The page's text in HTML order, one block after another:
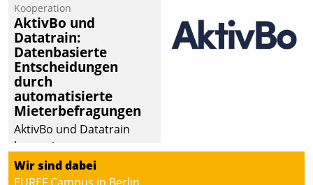
passende Fragen und
Schlagworte auswirft.
Eine intuitive
Dialogführung ermöglicht
dem externen
Serviceteam, Anrufe von
Mietenden zügiger und
effizienter zu bearbeiten.
Kooperation
AktivBo und
Datatrain:
Datenbasierte
Entscheidungen
durch
automatisierte
Mieterbefragungen
AktivBo und Datatrain
kooperieren –
Immobilienunternehmen
profitieren: Die nahtlose
Wir sind dabei
EUREF Campus in Berlin